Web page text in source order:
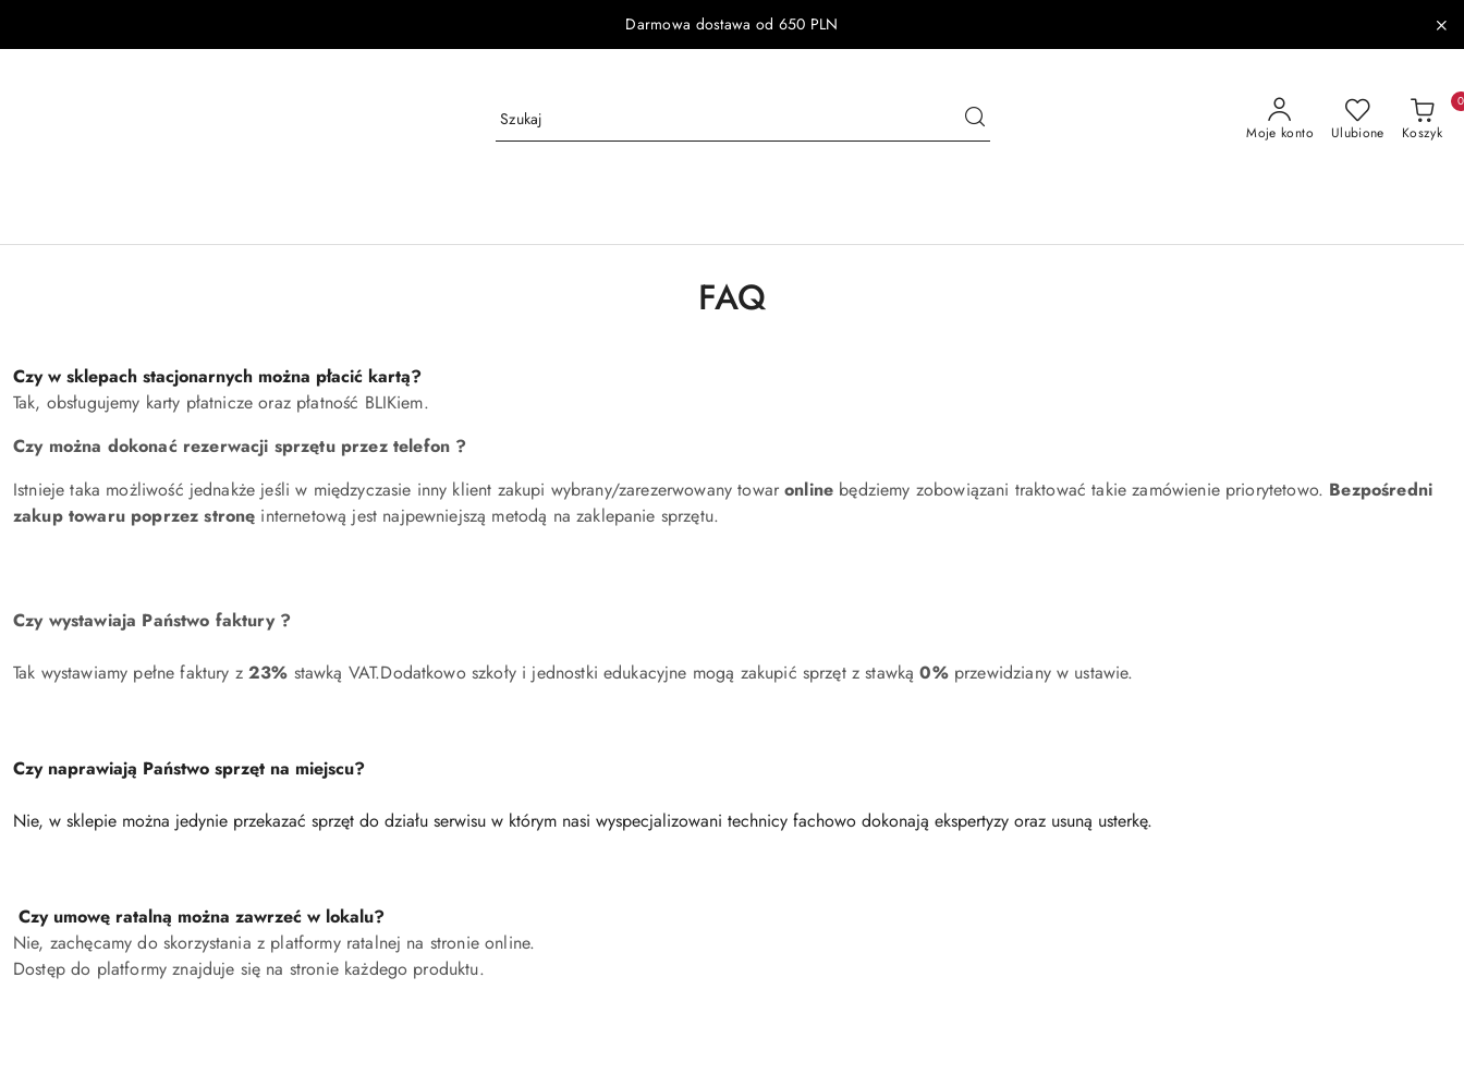
Darmowa dostawa od 650 PLN
Moje konto Ulubione Koszyk
0
FAQ
Czy w sklepach stacjonarnych można płacić kartą?
Tak, obsługujemy karty płatnicze oraz płatność BLIKiem.
Czy można dokonać rezerwacji sprzętu przez telefon ?
Istnieje taka możliwość jednakże jeśli w międzyczasie inny klient zakupi wybrany/zarezerwowany towaronline będziemy zobowiązani traktować takie zamówienie priorytetowo. Bezpośredni
zakup towaru poprzez stronę internetową jest najpewniejszą metodą na zaklepanie sprzętu.
Czy wystawiaja Państwo faktury ?
Tak wystawiamy pełne faktury z23% stawką VAT.Dodatkowo szkoły i jednostki edukacyjne mogą zakupić sprzęt z stawką0%przewidziany w ustawie.
Czy naprawiają Państwo sprzęt na miejscu?
Nie, w sklepie można jedynie przekazać sprzęt do działu serwisu w którym nasi wyspecjalizowani technicy fachowo dokonają ekspertyzy oraz usuną usterkę.
Czy umowę ratalną można zawrzeć w lokalu?
Nie, zachęcamy do skorzystania z platformy ratalnej na stronie online.
Dostęp do platformy znajduje się na stronie każdego produktu.